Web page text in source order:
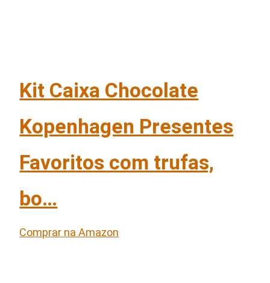
Kit Caixa Chocolate
Kopenhagen Presentes
Favoritos com trufas,
bo…
Comprar na Amazon